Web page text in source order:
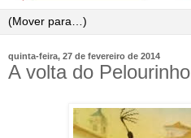
quinta-feira, 27 de fevereiro de 2014
A volta do Pelourinho